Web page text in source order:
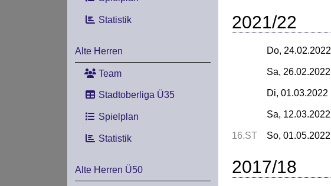
Statistik
Alte Herren
Team
Stadtoberliga Ü35
Spielplan
Statistik
Alte Herren Ü50
2021/22
Do, 24.02.2022
Sa, 26.02.2022
Di, 01.03.2022
Sa, 12.03.2022
16.ST So, 01.05.2022
2017/18